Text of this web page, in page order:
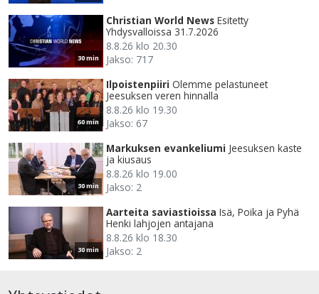
30 min
Christian World News Esitetty
Yhdysvalloissa 31.7.2026
8.8.26 klo 20.30
Jakso: 717
60 min
Ilpoistenpiiri Olemme pelastuneet
Jeesuksen veren hinnalla
8.8.26 klo 19.30
Jakso: 67
30 min
Markuksen evankeliumi Jeesuksen kaste
ja kiusaus
8.8.26 klo 19.00
Jakso: 2
30 min
Aarteita saviastioissa Isä, Poika ja Pyhä
Henki lahjojen antajana
8.8.26 klo 18.30
Jakso: 2